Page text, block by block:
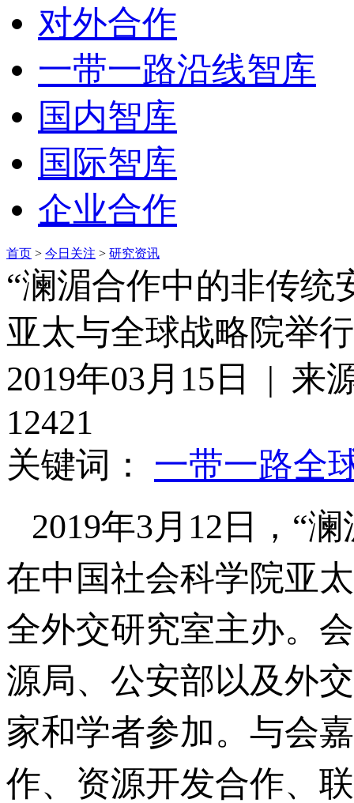
对外合作
一带一路沿线智库
国内智库
国际智库
企业合作
首页 > 今日关注 > 研究资讯
“澜湄合作中的非传统
亚太与全球战略院举行
2019年03月15日 | 来
12421
关键词： 一带一路全
2019年3月12日，“
在中国社会科学院亚
全外交研究室主办。
源局、公安部以及外
家和学者参加。与会
作、资源开发合作、